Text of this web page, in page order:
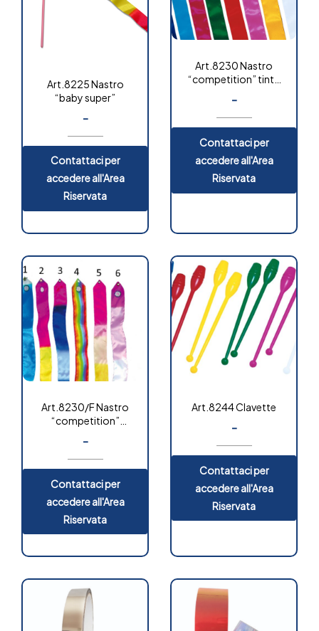
Art.8225 Nastro
“baby super”
-
Contattaci per
accedere all'Area
Riservata
Art.8230 Nastro
“competition” tinta
-
Contattaci per
accedere all'Area
Riservata
Art.8230/F Nastro
“competition”
-
Contattaci per
accedere all'Area
Riservata
Art.8244 Clavette
-
Contattaci per
accedere all'Area
Riservata